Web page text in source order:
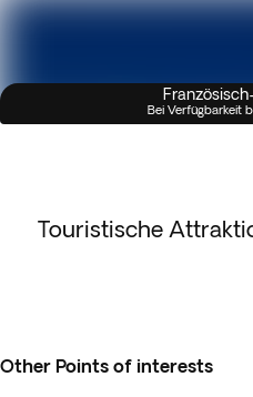
Bei Verfügbarkeit
Touristische
Other Points of interests